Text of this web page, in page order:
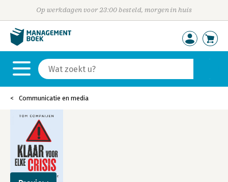
Op werkdagen voor 23:00 besteld, morgen in huis
Communicatie en media